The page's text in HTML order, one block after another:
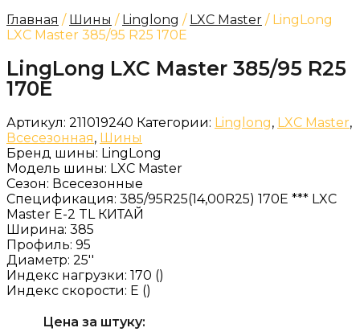
Главная / Шины / Linglong / LXC Master / LingLong
LXC Master 385/95 R25 170E
LingLong LXC Master 385/95 R25
170E
Артикул: 211019240 Категории: Linglong, LXC Master,
Всесезонная, Шины
Бренд шины: LingLong
Модель шины: LXC Master
Сезон: Всесезонные
Спецификация: 385/95R25(14,00R25) 170E *** LXC
Master E-2 TL КИТАЙ
Ширина: 385
Профиль: 95
Диаметр: 25''
Индекс нагрузки: 170 ()
Индекс скорости: E ()
Цена за штуку: